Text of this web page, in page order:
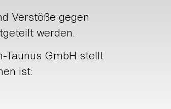
Verstöße gegen
werden.
Taunus GmbH stellt
ist: